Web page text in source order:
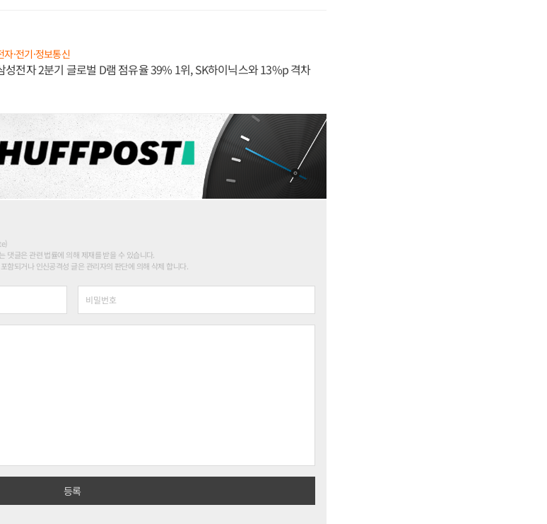
자·전기·정보통신
성전자 2분기 글로벌 D램 점유율 39% 1위, SK하이닉스와 13%p 격차
댓글은 관련 법률에 의해 제재를 받을 수 있습니다.
함되거나 인신공격성 글은 관리자의 판단에 의해 삭제 합니다.